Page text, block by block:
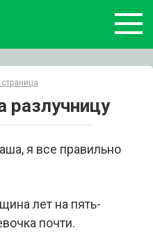
разлучницу
я все правильно
лет на пять-
почти.